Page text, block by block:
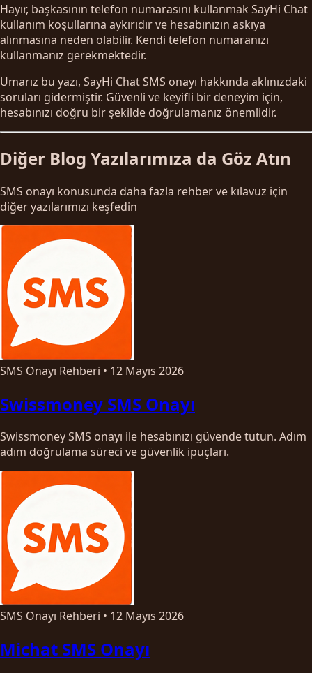
Hayır, başkasının telefon numarasını kullanmak SayHi Chat
kullanım koşullarına aykırıdır ve hesabınızın askıya
alınmasına neden olabilir. Kendi telefon numaranızı
kullanmanız gerekmektedir.
Umarız bu yazı, SayHi Chat SMS onayı hakkında aklınızdaki
soruları gidermiştir. Güvenli ve keyifli bir deneyim için,
hesabınızı doğru bir şekilde doğrulamanız önemlidir.
Diğer Blog Yazılarımıza da Göz Atın
SMS onayı konusunda daha fazla rehber ve kılavuz için
diğer yazılarımızı keşfedin
SMS Onayı Rehberi • 12 Mayıs 2026
Swissmoney SMS Onayı
Swissmoney SMS onayı ile hesabınızı güvende tutun. Adım
adım doğrulama süreci ve güvenlik ipuçları.
SMS Onayı Rehberi • 12 Mayıs 2026
Michat SMS Onayı